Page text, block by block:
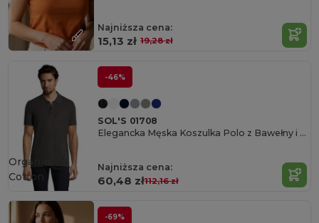
Najniższa cena:
15,13 zł 19,28 zł
-46%
SOL'S 01708
Elegancka Męska Koszulka Polo z Bawełny i Elastanu
Najniższa cena:
60,48 zł112,16 zł
Organic
Cotton
-69%